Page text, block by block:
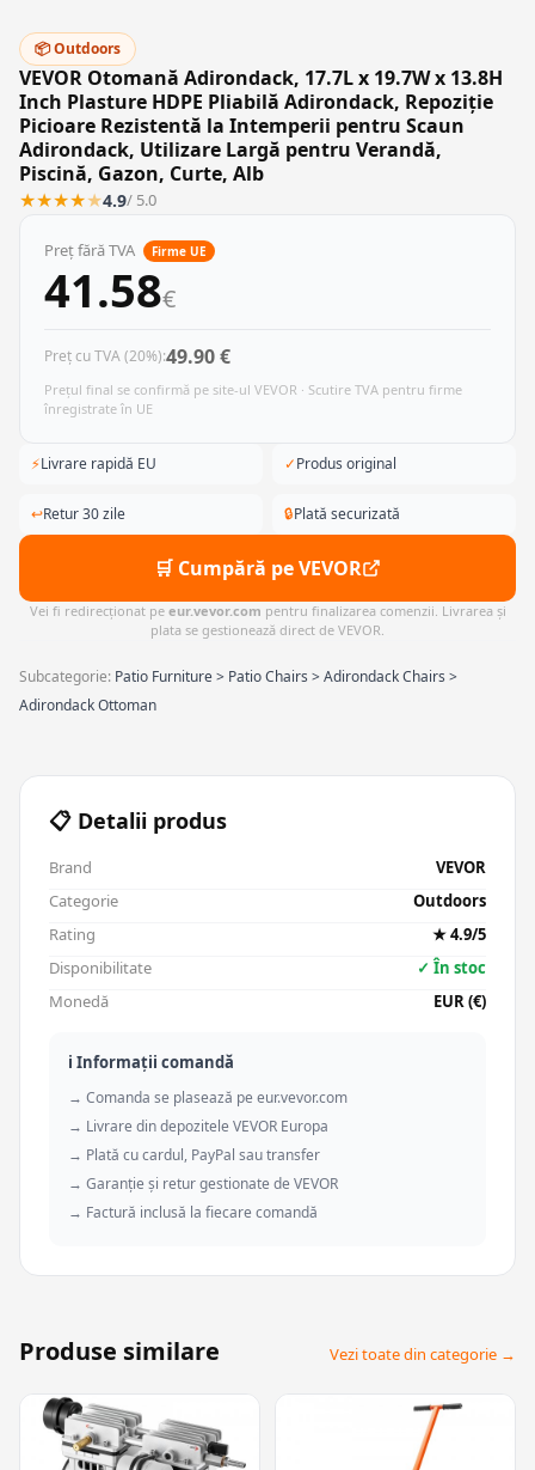
📦 Outdoors
VEVOR Otomană Adirondack, 17.7L x 19.7W x 13.8H
Inch Plasture HDPE Pliabilă Adirondack, Repoziție
Picioare Rezistentă la Intemperii pentru Scaun
Adirondack, Utilizare Largă pentru Verandă,
Piscină, Gazon, Curte, Alb
★★★★★4.9/ 5.0
Preț fără TVA Firme UE
41.58€
Preț cu TVA (20%):49.90 €
Prețul final se confirmă pe site-ul VEVOR · Scutire TVA pentru firme
înregistrate în UE
⚡Livrare rapidă EU ✓Produs original
↩Retur 30 zile 🔒Plată securizată
🛒 Cumpără pe VEVOR
Vei fi redirecționat pe eur.vevor.com pentru finalizarea comenzii. Livrarea și
plata se gestionează direct de VEVOR.
Subcategorie: Patio Furniture > Patio Chairs > Adirondack Chairs >
Adirondack Ottoman
📋 Detalii produs
Brand
VEVOR
Categorie
Outdoors
Rating
★ 4.9/5
Disponibilitate
✓ În stoc
Monedă
EUR (€)
ℹ️ Informații comandă
→ Comanda se plasează pe eur.vevor.com
→ Livrare din depozitele VEVOR Europa
→ Plată cu cardul, PayPal sau transfer
→ Garanție și retur gestionate de VEVOR
→ Factură inclusă la fiecare comandă
Produse similare Vezi toate din categorie →